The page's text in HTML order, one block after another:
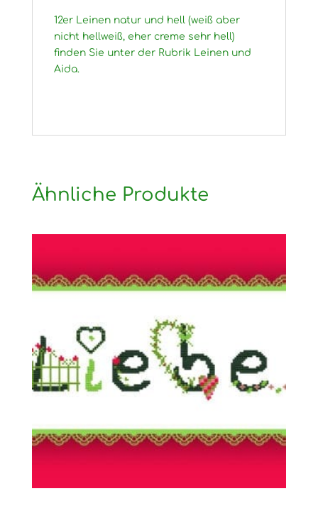
12er Leinen natur und hell (weiß aber
nicht hellweiß, eher creme sehr hell)
finden Sie unter der Rubrik Leinen und
Aida.
Ähnliche Produkte